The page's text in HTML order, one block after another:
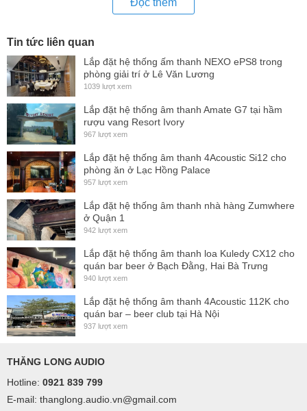
Đọc thêm
Tin tức liên quan
Lắp đặt hệ thống ấm thanh NEXO ePS8 trong
phòng giải trí ở Lê Văn Lương
1039 lượt xem
Lắp đặt hệ thống âm thanh Amate G7 tại hầm
rượu vang Resort Ivory
967 lượt xem
Lắp đặt hệ thống âm thanh 4Acoustic Si12 cho
phòng ăn ở Lạc Hồng Palace
957 lượt xem
Lắp đặt hệ thống âm thanh nhà hàng Zumwhere
ở Quận 1
942 lượt xem
Lắp đặt hệ thống âm thanh loa Kuledy CX12 cho
quán bar beer ở Bạch Đằng, Hai Bà Trưng
940 lượt xem
Lắp đặt hệ thống âm thanh 4Acoustic 112K cho
quán bar – beer club tại Hà Nội
937 lượt xem
THĂNG LONG AUDIO
Hotline: 0921 839 799
E-mail: thanglong.audio.vn@gmail.com